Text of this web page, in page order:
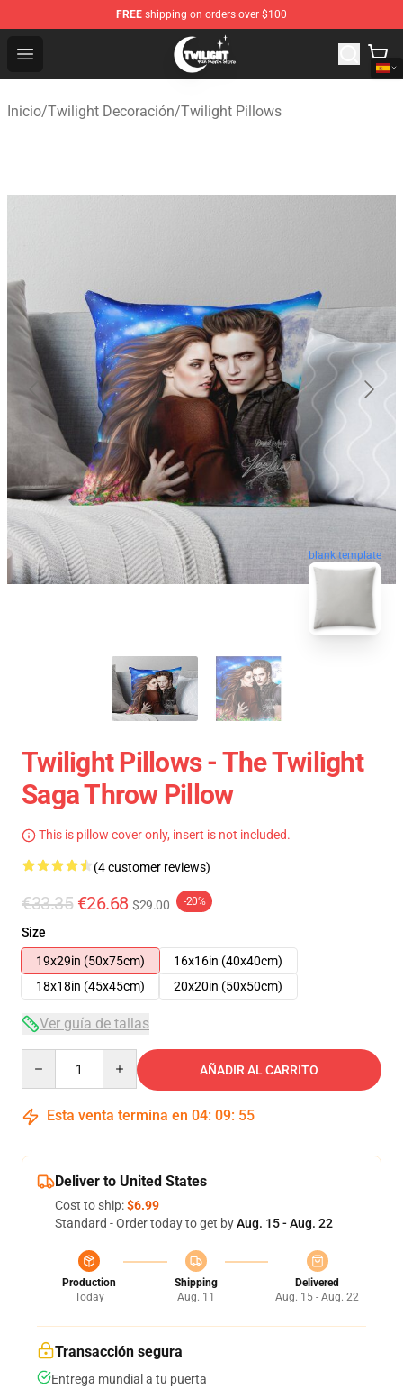
FREE shipping on orders over $100
Open menu
Twilight Store - Official Twilight Merchandise Shop
Inicio/Twilight Decoración/Twilight Pillows
blank template
Twilight Pillows - The Twilight
Saga Throw Pillow
This is pillow cover only, insert is not included.
(4 customer reviews)
€33.35 €26.68 $29.00 -20%
Size
19x29in (50x75cm)
16x16in (40x40cm)
18x18in (45x45cm)
20x20in (50x50cm)
Ver guía de tallas
AÑADIR AL CARRITO
Esta venta termina en 04: 09: 54
Deliver to United States
Cost to ship:$6.99
Standard - Order today to get byAug. 15 - Aug. 22
Production
Today
Shipping
Aug. 11
Delivered
Aug. 15 - Aug. 22
Transacción segura
Entrega mundial a tu puerta